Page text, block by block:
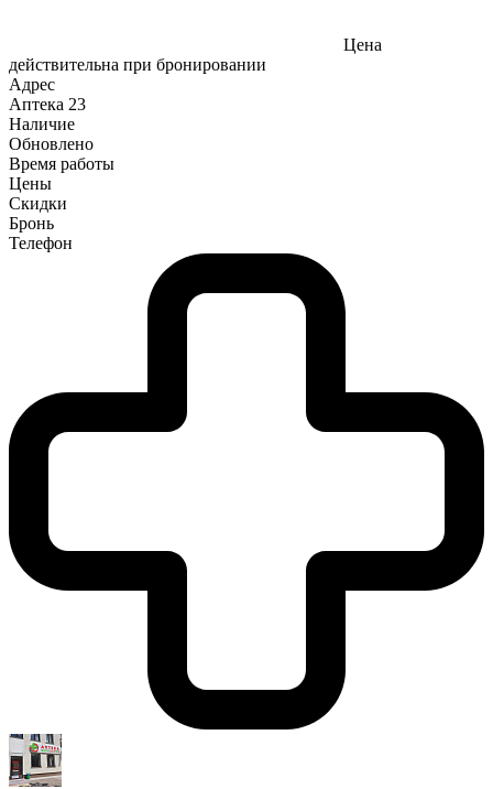
Цена
действительна при бронировании
Адрес
Аптека 23
Наличие
Обновлено
Время работы
Цены
Скидки
Бронь
Телефон